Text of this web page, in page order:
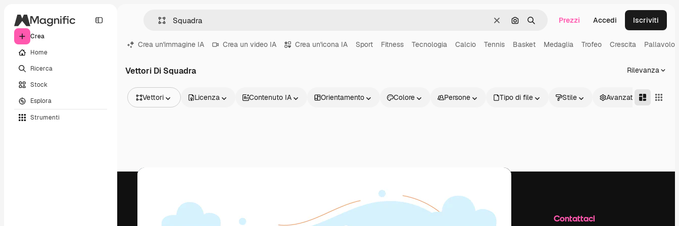
Crea
Home
Ricerca
Stock
Esplora
Strumenti
CancellaCerca per immagine
Ricerca Prezzi Accedi Iscriviti
Crea un'immagine IA Crea un video IA Crea un'icona IA Sport Fitness Tecnologia Calcio Tennis Basket Medaglia Trofeo Crescita Pallavolo
Vettori Di Squadra Rilevanza
Vettori
Video
Licenza Contenuto IA Orientamento Colore Persone Tipo di file Stile Avanzate
Prodotti Azienda Contattaci